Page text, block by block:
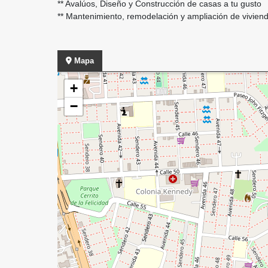
** Avalúos, Diseño y Construcción de casas a tu gusto
** Mantenimiento, remodelación y ampliación de
Mapa
+
−